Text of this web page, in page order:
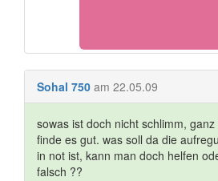
Sohal 750 am 22.05.09
sowas ist doch nicht schlimm,
finde es gut. was soll da die
in not ist, kann man doch helfen
falsch ??